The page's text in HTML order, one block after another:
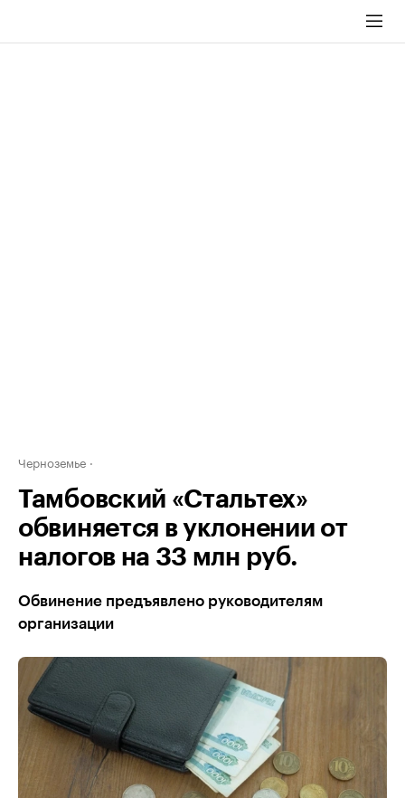
Черноземье
Тамбовский «Стальтех»
обвиняется в уклонении от
налогов на 33 млн руб.
Обвинение предъявлено руководителям
организации